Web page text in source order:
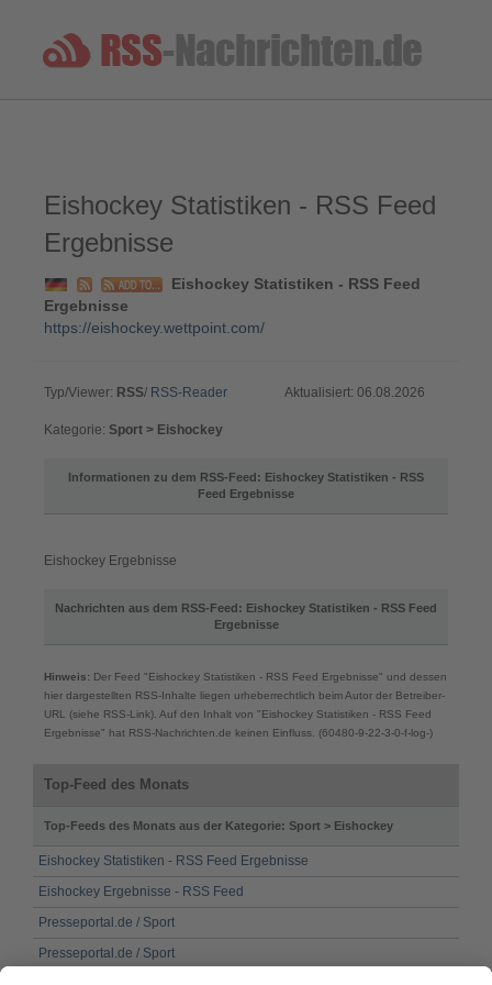
Eishockey Statistiken - RSS Feed
Ergebnisse
Eishockey Statistiken - RSS Feed
Ergebnisse
https://eishockey.wettpoint.com/
Typ/Viewer: RSS/ RSS-Reader Aktualisiert: 06.08.2026
Kategorie: Sport > Eishockey
Informationen zu dem RSS-Feed: Eishockey Statistiken - RSS
Feed Ergebnisse
Eishockey Ergebnisse
Nachrichten aus dem RSS-Feed: Eishockey Statistiken - RSS Feed
Ergebnisse
Hinweis: Der Feed "Eishockey Statistiken - RSS Feed Ergebnisse" und dessen
hier dargestellten RSS-Inhalte liegen urheberrechtlich beim Autor der Betreiber-
URL (siehe RSS-Link). Auf den Inhalt von "Eishockey Statistiken - RSS Feed
Ergebnisse" hat RSS-Nachrichten.de keinen Einfluss. (60480-9-22-3-0-f-log-)
Top-Feed des Monats
Top-Feeds des Monats aus der Kategorie: Sport > Eishockey
Eishockey Statistiken - RSS Feed Ergebnisse
Eishockey Ergebnisse - RSS Feed
Presseportal.de / Sport
Presseportal.de / Sport